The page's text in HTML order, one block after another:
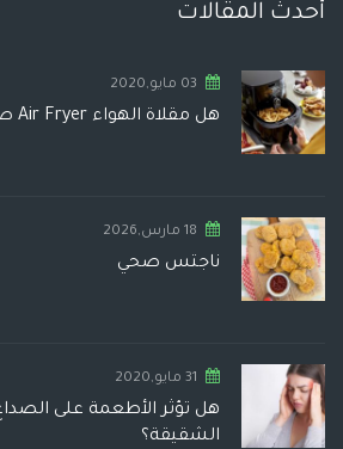
أحدث المقالات
03 مايو,2020
هل مقلاة الهواء Air Fryer صحية؟
18 مارس,2026
ناجتس صحي
31 مايو,2020
هل تؤثر الأطعمة على
الشقيقة؟